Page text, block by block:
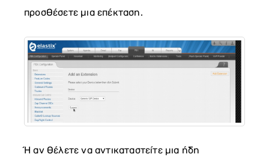
προσθέσετε μια επέκταση.
Ή αν θέλετε να αντικαταστείτε μια ήδη